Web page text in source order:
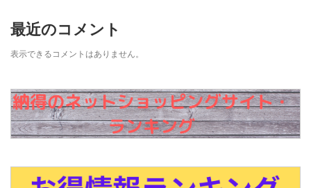
最近のコメント
表示できるコメントはありません。